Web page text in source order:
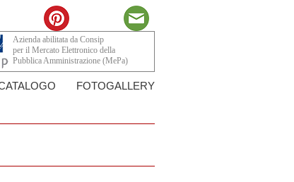
Azienda abilitata da Consip
per il Mercato Elettronico della
Pubblica Amministrazione (MePa)
FOTOGALLERY